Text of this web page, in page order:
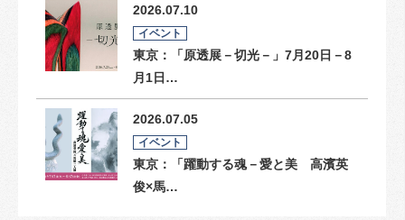
2026.07.10
イベント
東京：「原透展－切光－」7月20日－8
月1日…
2026.07.05
イベント
東京：「躍動する魂－愛と美 高濱英
俊×馬…